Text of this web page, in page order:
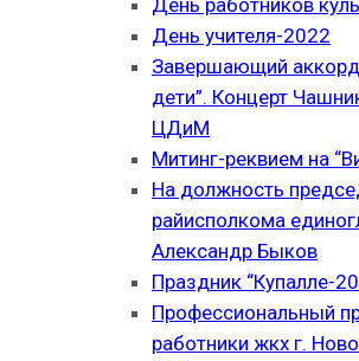
День работников
День учителя-2022
Завершающий
дети”. Концерт
ЦДиМ
Митинг-реквием на
На должность
райисполкома
Александр Быков
Праздник “Купалле-
Профессиональный
работники жкх г.